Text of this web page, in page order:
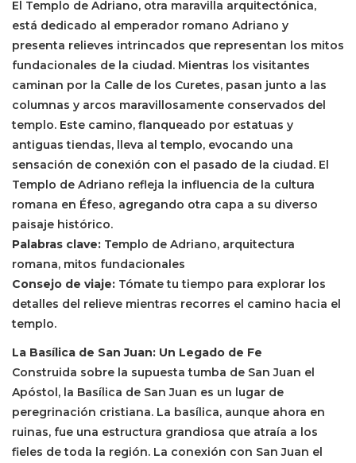
El Templo de Adriano, otra maravilla arquitectónica,
está dedicado al emperador romano Adriano y
presenta relieves intrincados que representan los mitos
fundacionales de la ciudad. Mientras los visitantes
caminan por la Calle de los Curetes, pasan junto a las
columnas y arcos maravillosamente conservados del
templo. Este camino, flanqueado por estatuas y
antiguas tiendas, lleva al templo, evocando una
sensación de conexión con el pasado de la ciudad. El
Templo de Adriano refleja la influencia de la cultura
romana en Éfeso, agregando otra capa a su diverso
paisaje histórico.
Palabras clave: Templo de Adriano, arquitectura
romana, mitos fundacionales
Consejo de viaje: Tómate tu tiempo para explorar los
detalles del relieve mientras recorres el camino hacia el
templo.
La Basílica de San Juan: Un Legado de Fe
Construida sobre la supuesta tumba de San Juan el
Apóstol, la Basílica de San Juan es un lugar de
peregrinación cristiana. La basílica, aunque ahora en
ruinas, fue una estructura grandiosa que atraía a los
fieles de toda la región. La conexión con San Juan el